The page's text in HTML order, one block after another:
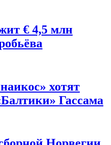
€ 4,5 млн
хотят
Гассама